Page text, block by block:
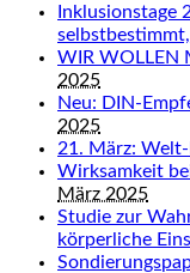
Inklusionstage
WIR WOLLEN
2025
Neu: DIN-
2025
21. März:
Wirksamkeit
März 2025
Studie zur
körperliche